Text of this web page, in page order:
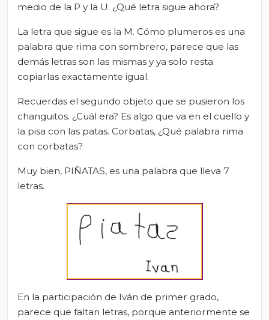
medio de la P y la U. ¿Qué letra sigue ahora?
La letra que sigue es la M. Cómo plumeros es una
palabra que rima con sombrero, parece que las
demás letras son las mismas y ya solo resta
copiarlas exactamente igual.
Recuerdas el segundo objeto que se pusieron los
changuitos. ¿Cuál era? Es algo que va en el cuello y
la pisa con las patas. Corbatas, ¿Qué palabra rima
con corbatas?
Muy bien, PIÑATAS, es una palabra que lleva 7
letras.
En la participación de Iván de primer grado,
parece que faltan letras, porque anteriormente se